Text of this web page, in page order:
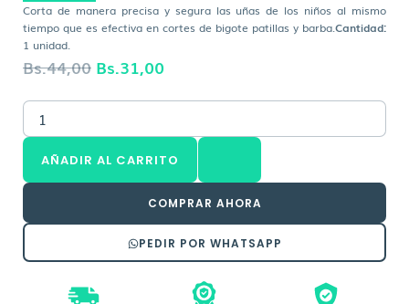
Corta de manera precisa y segura las uñas de los niños al mismo
tiempo que es efectiva en cortes de bigote patillas y barba.Cantidad:
1 unidad.
Bs.44,00 El
era:
Bs.44,00.
Bs.31,00
es:
Bs.31,00.
BETER
Tijera
Especial
Niños
y
Masculino
AÑADIR AL CARRITO
COMPRAR AHORA
PEDIR POR WHATSAPP